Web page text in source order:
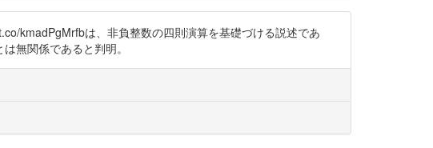
kmadPgMrfbは、非負整数の四則演算を基礎づける説述であ
無関係であると判明。